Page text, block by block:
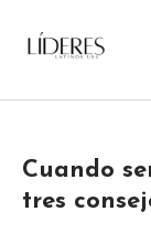
Cuando
tres